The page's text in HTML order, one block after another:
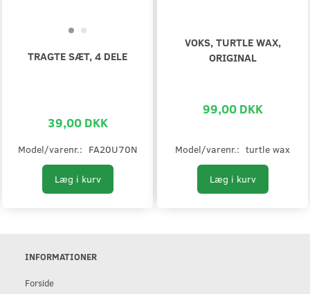
TRAGTE SÆT, 4 DELE
39,00 DKK
Model/varenr.: FA20U70N
Læg i kurv
VOKS, TURTLE WAX,
ORIGINAL
99,00 DKK
Model/varenr.: turtle wax
Læg i kurv
INFORMATIONER
Forside